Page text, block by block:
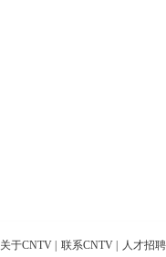
关于CNTV 联系CNTV 人才招聘